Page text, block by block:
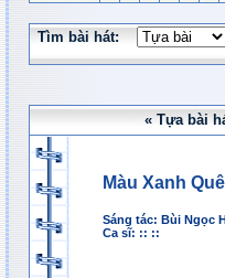
Tìm bài hát:
« Tựa bài
Màu Xanh
Sáng tác: Bùi Ngọc
Ca sĩ: :: ::